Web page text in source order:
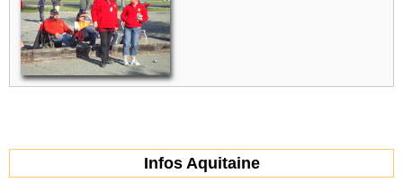
Infos Aquitaine